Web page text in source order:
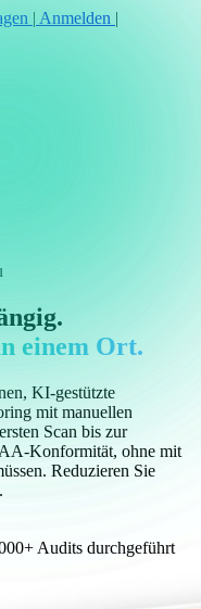
| Anmelden |
einem Ort.
KI-gestützte
mit manuellen
Scan bis zur
Konformität, ohne mit
Reduzieren Sie
.
Audits durchgeführt